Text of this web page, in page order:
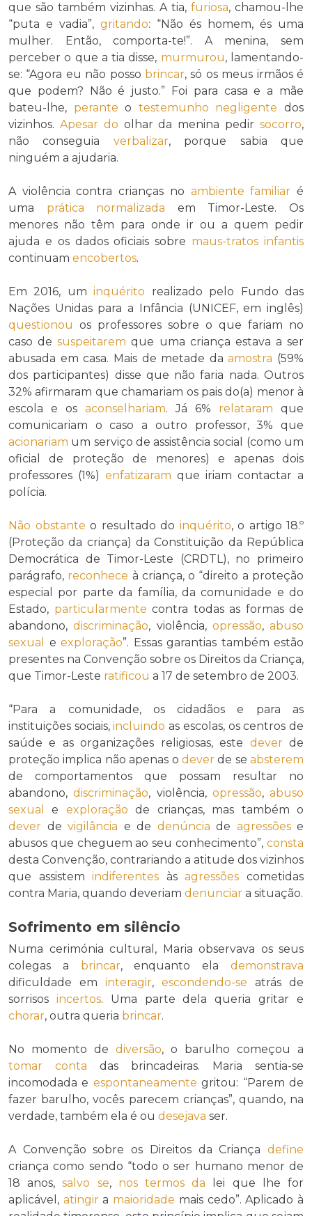
que são também vizinhas. A tia, furiosa, chamou-lhe
“puta e vadia”, gritando: “Não és homem, és uma
mulher. Então, comporta-te!”. A menina, sem
perceber o que a tia disse, murmurou, lamentando-
se: “Agora eu não posso brincar, só os meus irmãos é
que podem? Não é justo.” Foi para casa e a mãe
bateu-lhe, perante o testemunho negligente dos
vizinhos. Apesar do olhar da menina pedirsocorro,
não conseguia verbalizar, porque sabia que
ninguém a ajudaria.
A violência contra crianças no ambiente familiar é
uma prática normalizada em Timor-Leste. Os
menores não têm para onde ir ou a quem pedir
ajuda e os dados oficiais sobre maus-tratos infantis
continuam encobertos.
Em 2016, uminquérito realizado pelo Fundo das
Nações Unidas para a Infância (UNICEF, em inglês)
questionou os professores sobre o que fariam no
caso desuspeitarem que uma criança estava a ser
abusada em casa. Mais de metade daamostra (59%
dos participantes) disse que não faria nada. Outros
32% afirmaram que chamariam os pais do(a) menor à
escola e os aconselhariam. Já 6% relataram que
comunicariam o caso a outro professor, 3% que
acionariam um serviço de assistência social (como um
oficial de proteção de menores) e apenas dois
professores (1%) enfatizaram que iriam contactar a
polícia.
Não obstante o resultado do inquérito, o artigo 18.º
(Proteção da criança) da Constituição da República
Democrática de Timor-Leste (CRDTL), no primeiro
parágrafo, reconhece à criança, o “direito a proteção
especial por parte da família, da comunidade e do
Estado, particularmente contra todas as formas de
abandono,discriminação, violência, opressão, abuso
sexual
e exploração”. Essas garantias também estão
presentes na Convenção sobre os Direitos da Criança,
que Timor-Leste ratificou a 17 de setembro de 2003.
“Para a comunidade, os cidadãos e para as
instituições sociais,incluindo as escolas, os centros de
saúde e as organizações religiosas, este deverde
proteção implica não apenas o deverde se absterem
de comportamentos que possam resultar no
abandono,discriminação, violência, opressão, abuso
sexual
e exploração de crianças, mas também o
dever de vigilância e de denúncia de agressõese
abusos que cheguem ao seu conhecimento”, consta
desta Convenção, contrariando a atitude dos vizinhos
que assistemindiferentes àsagressões cometidas
contra Maria, quando deveriam denunciar a situação.
Sofrimento em silêncio
Numa cerimónia cultural, Maria observava os seus
colegas a brincar, enquanto elademonstrava
dificuldade em interagir, escondendo-se atrás de
sorrisos incertos. Uma parte dela queria gritar e
chorar, outra queria brincar.
No momento de diversão, o barulho começou a
tomar conta das brincadeiras. Maria sentia-se
incomodada e espontaneamente gritou: “Parem de
fazer barulho, vocês parecem crianças”, quando, na
verdade, também ela é ou desejava ser.
A Convenção sobre os Direitos da Criança define
criança como sendo “todo o ser humano menor de
18 anos,salvo se, nos termos da lei que lhe for
aplicável, atingira maioridade mais cedo”. Aplicado à